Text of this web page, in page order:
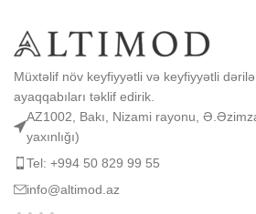
Müxtəlif növ keyfiyyətli və keyfiyyətli
ayaqqabıları təklif edirik.
AZ1002, Bakı, Nizami rayonu,
yaxınlığı)
Tel: +994 50 829 99 55
info@altimod.az